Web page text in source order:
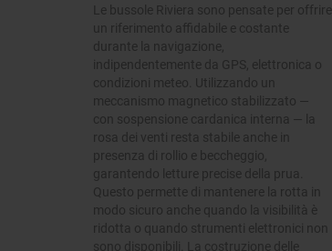
Le bussole Riviera sono pensate per offrire
un riferimento affidabile e costante
durante la navigazione,
indipendentemente da GPS, elettronica o
condizioni meteo. Utilizzando un
meccanismo magnetico stabilizzato —
con sospensione cardanica interna — la
rosa dei venti resta stabile anche in
presenza di rollio e beccheggio,
garantendo letture precise della prua.
Questo permette di mantenere la rotta in
modo sicuro anche quando la visibilità è
ridotta o quando strumenti elettronici non
sono disponibili. La costruzione delle